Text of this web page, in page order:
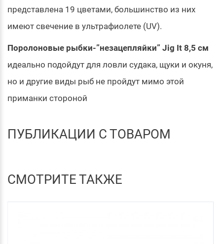
представлена 19 цветами, большинство из них
имеют свечение в ультрафиолете (UV).
Поролоновые рыбки-”незацепляйки” Jig It 8,5 см
идеально подойдут для ловли судака, щуки и окуня,
но и другие виды рыб не пройдут мимо этой
приманки стороной
ПУБЛИКАЦИИ С ТОВАРОМ
СМОТРИТЕ ТАКЖЕ